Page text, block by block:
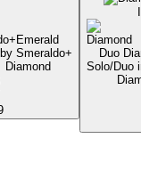
Emerald
Smeraldo+
Duo
Solo/Duo